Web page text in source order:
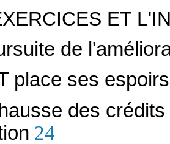
ET
de
place ses
des
24